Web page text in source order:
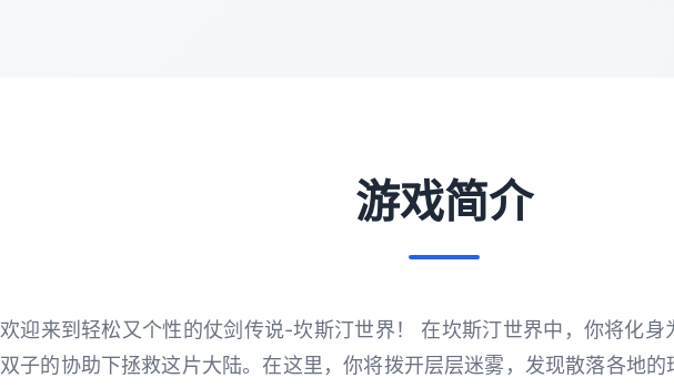
游戏简介
欢迎来到轻松又个性的仗剑传说-坎斯汀世界！ 在坎斯汀世界中，你将化身
双子的协助下拯救这片大陆。在这里，你将拨开层层迷雾，发现散落各地